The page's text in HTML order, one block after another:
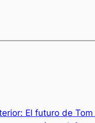
El futuro de